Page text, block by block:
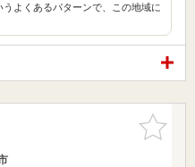
よくあるパターンで、この地域に
お気に入
りに追加